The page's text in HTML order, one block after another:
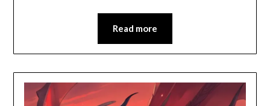
Read more